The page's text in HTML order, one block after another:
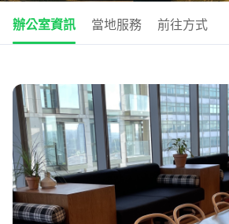
辦公室資訊 當地服務 前往方式